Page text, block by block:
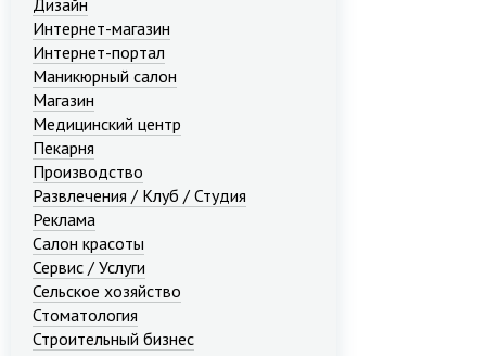
Дизайн
Интернет-магазин
Интернет-портал
Маникюрный салон
Магазин
Медицинский центр
Пекарня
Производство
Развлечения / Клуб / Студия
Реклама
Салон красоты
Сервис / Услуги
Сельское хозяйство
Стоматология
Строительный бизнес